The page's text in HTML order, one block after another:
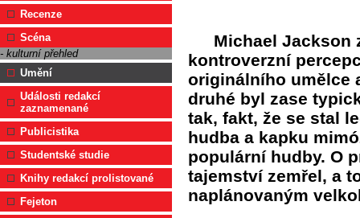
Recenze
Scéna
- kulturní přehled
Umění
Události redakcí
zaznamenané
Publicistika
Studentské studie
Knihy redakcí prolistované
Fejeton
Michael Jackson
kontroverzní
originálního umělce
druhé byl zase
tak, fakt, že se stal
hudba a kapku
populární hudby. O
tajemství zemřel, a
naplánovaným